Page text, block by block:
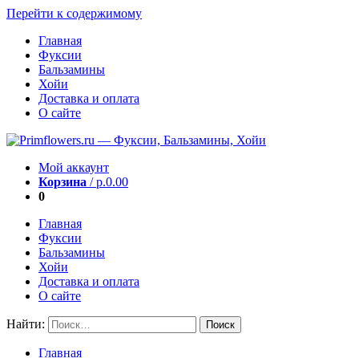
Перейти к содержимому
Главная
Фуксии
Бальзамины
Хойи
Доставка и оплата
О сайте
Мой аккаунт
Корзина /р.0.00
0
Главная
Фуксии
Бальзамины
Хойи
Доставка и оплата
О сайте
Найти:
Главная